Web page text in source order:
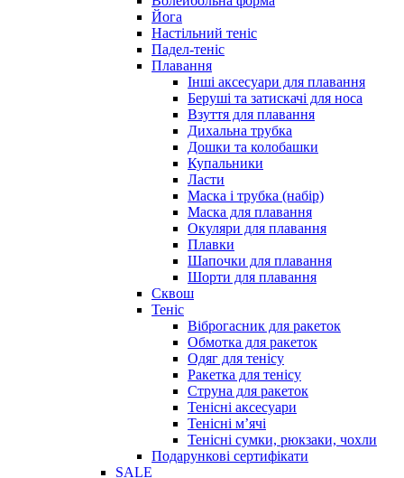
Йога
Настільний теніс
Падел-теніс
Плавання
Інші аксесуари для плавання
Беруші та затискачі для носа
Взуття для плавання
Дихальна трубка
Дошки та колобашки
Купальники
Ласти
Маска і трубка (набір)
Маска для плавання
Окуляри для плавання
Плавки
Шапочки для плавання
Шорти для плавання
Сквош
Теніс
Віброгасник для ракеток
Обмотка для ракеток
Одяг для тенісу
Ракетка для тенісу
Струна для ракеток
Тенісні аксесуари
Тенісні мʼячі
Тенісні сумки, рюкзаки, чохли
Подарункові сертифікати
SALE